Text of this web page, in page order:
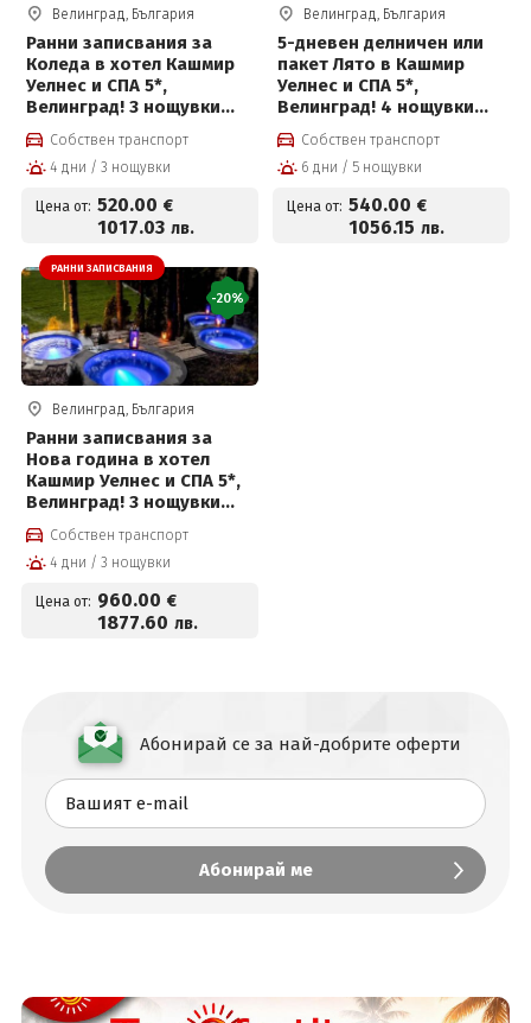
Велинград, България
Ранни записвания за
Коледа в хотел Кашмир
Уелнес и СПА 5*,
Велинград! 3 нощувки
със закуски, премиум
вечери, празнична
вечеря с програма и СПА
Собствен транспорт
4 дни / 3 нощувки
Цена от: 520.00 €
1017.03 лв.
Велинград, България
5-дневен делничен или
пакет Лято в Кашмир
Уелнес и СПА 5*,
Велинград! 4 нощувки
със закуски, премиум
вечери и ползване на
СПА център
Собствен транспорт
6 дни / 5 нощувки
Цена от: 540.00 €
1056.15 лв.
РАННИ ЗАПИСВАНИЯ
-20%
Велинград, България
Ранни записвания за
Нова година в хотел
Кашмир Уелнес и СПА 5*,
Велинград! 3 нощувки
със закуски, премиум
вечери, празнична
новогодишна вечеря с
Собствен транспорт
4 дни / 3 нощувки
Цена от: 960.00 €
1877.60 лв.
Абонирай се за най-добрите оферти